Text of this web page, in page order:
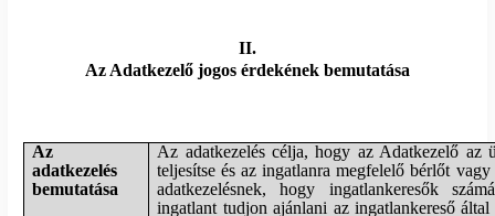
II.
Az Adatkezelő jogos érdekének bemutatása
Az
adatkezelés
bemutatása
Az adatkezelés célja, hogy az Adatkezelő az
teljesítse és az ingatlanra megfelelő bérlőt
adatkezelésnek, hogy ingatlankeresők
ingatlant tudjon ajánlani az ingatlankereső